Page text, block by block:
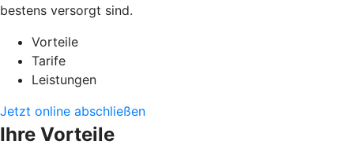
bestens versorgt sind.
Vorteile
Tarife
Leistungen
Jetzt online abschließen
Ihre Vorteile